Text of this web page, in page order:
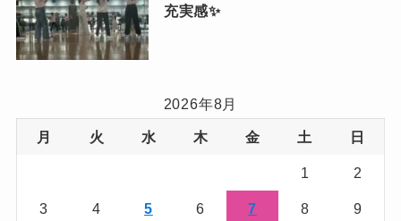
充実感✨
2026年8月
月 火 水 木 金 土 日
1 2
3 4 5 6 7 8 9